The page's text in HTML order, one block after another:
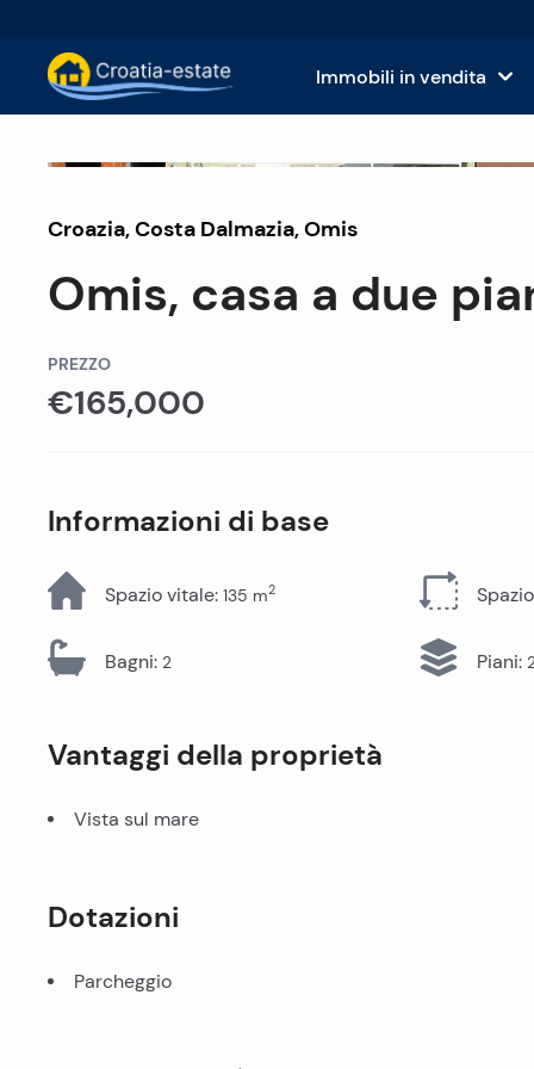
Immobili in vendita
Isole dalmate Immobili in vendita
Costa dalmata Immobili in vendita
Istria e Kvarner Immobili in vendita
Tutti gli immobili
Croazia,Costa Dalmazia,Omis
Omis, casa a due
PREZZO
€165,000
Informazioni di base
Spazio vitale: 135 m2
Bagni: 2 Piani: 2
Vantaggi della proprietà
Vista sul mare
Dotazioni
Parcheggio